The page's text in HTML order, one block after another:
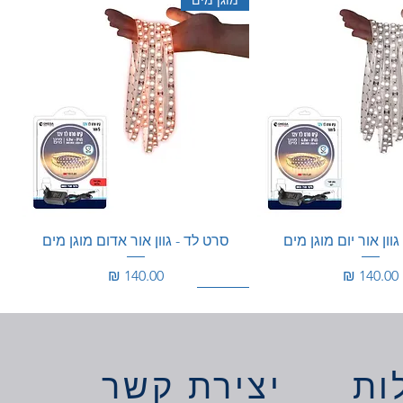
אור יום מוגן מים
מחיר‏140.00 ‏₪
סרט לד - גוון אור אדום מוגן מים
מחיר
יצירת קשר